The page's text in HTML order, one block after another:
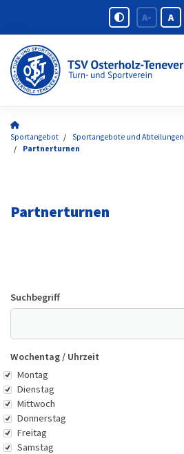
A- A
Sportangebot Sportangebote und Abteilungen
Partnerturnen
Partnerturnen
Suchbegriff
Wochentag / Uhrzeit
Wochentag
Montag
Dienstag
Mittwoch
Donnerstag
Freitag
Samstag